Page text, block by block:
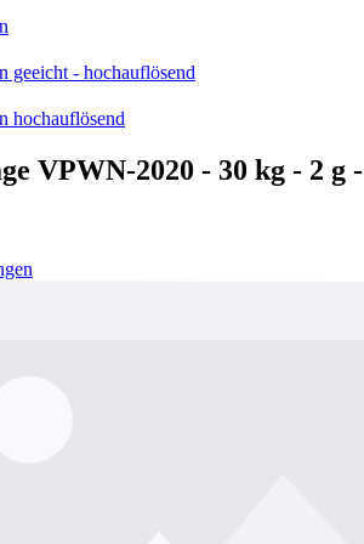
geeicht - hochauflösend
hochauflösend
VPWN-2020 - 30 kg - 2 g